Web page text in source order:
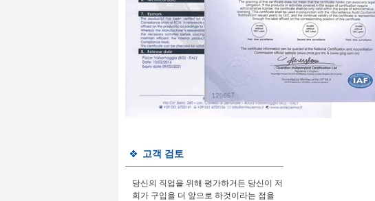
고객 검토
당신의 직업을 위해 평가하거든 당신이 저
희가 구입을 더 앞으로 하것이라는 점을